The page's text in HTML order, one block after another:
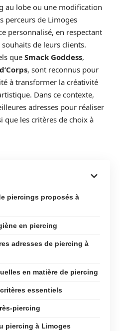
au lobe ou une modification
perceurs de Limoges
personnalisé, en respectant
de leurs clients.
que Smack Goddess,
, sont reconnus pour
à transformer la créativité
Dans ce contexte,
adresses pour réaliser
que les critères de choix à
piercings proposés à
en piercing
adresses de piercing à
en matière de piercing
essentiels
piercing
piercing à Limoges